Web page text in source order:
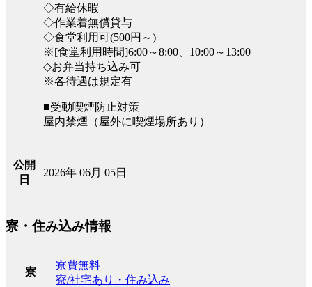
◇有給休暇
◇作業着無償貸与
◇食堂利用可(500円～)
※[食堂利用時間]6:00～8:00、10:00～13:00
◇お弁当持ち込み可
※各待遇は規定有
■受動喫煙防止対策
屋内禁煙（屋外に喫煙場所あり）
公開
日
2026年 06月 05日
寮・住み込み情報
寮
寮費無料
寮/社宅あり・住み込み